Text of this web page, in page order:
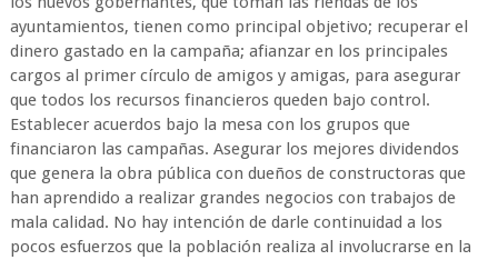
ayuntamientos, tienen como principal objetivo; recuperar el
dinero gastado en la campaña; afianzar en los principales
cargos al primer círculo de amigos y amigas, para asegurar
que todos los recursos financieros queden bajo control.
Establecer acuerdos bajo la mesa con los grupos que
financiaron las campañas. Asegurar los mejores dividendos
que genera la obra pública con dueños de constructoras que
han aprendido a realizar grandes negocios con trabajos de
mala calidad. No hay intención de darle continuidad a los
pocos esfuerzos que la población realiza al involucrarse en la